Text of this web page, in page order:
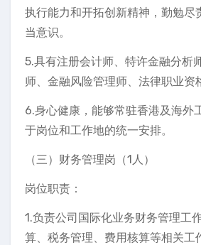
执行能力和开拓创新精神，勤勉尽
当意识。
5.具有注册会计师、特许金融分析
师、金融风险管理师、法律职业资
6.身心健康，能够常驻香港及海外
于岗位和工作地的统一安排。
（三）财务管理岗（1人）
岗位职责：
1.负责公司国际化业务财务管理工
算、税务管理、费用核算等相关工